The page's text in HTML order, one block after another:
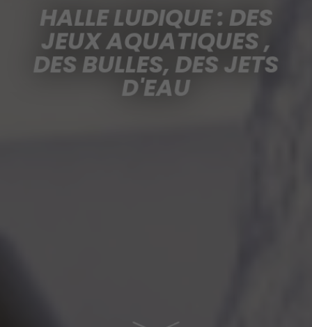
HALLE LUDIQUE : DES
JEUX AQUATIQUES ,
DES BULLES, DES JETS
D'EAU